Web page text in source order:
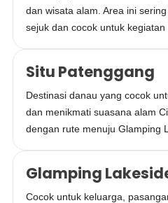
dan wisata alam. Area ini
sejuk dan cocok untuk kegiatan
Situ Patenggang
Destinasi danau yang cocok
dan menikmati suasana alam
dengan rute menuju Glamping
Glamping
Cocok untuk keluarga,